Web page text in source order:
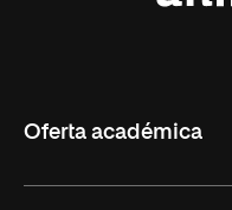
Oferta académica